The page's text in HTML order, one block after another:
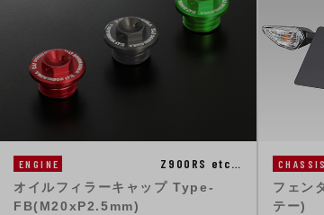
ENGINE Z900RS etc…
オイルフィラーキャップ Type-
FB(M20xP2.5mm)
CHASSIS
フェン
テー)